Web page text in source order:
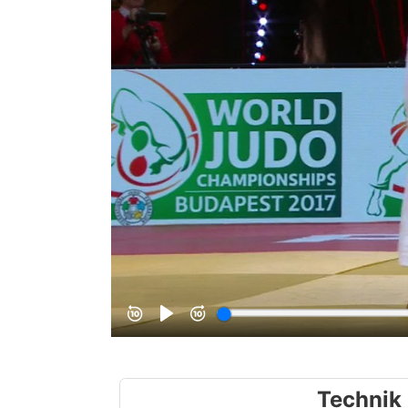
Technik